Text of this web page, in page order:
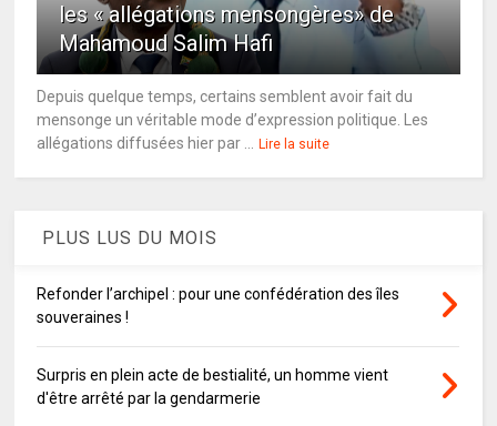
les « allégations mensongères» de
Mahamoud Salim Hafi
Depuis quelque temps, certains semblent avoir fait du
mensonge un véritable mode d’expression politique. Les
allégations diffusées hier par ...
Lire la suite
PLUS LUS DU MOIS
Refonder l’archipel : pour une confédération des îles
souveraines !
Surpris en plein acte de bestialité, un homme vient
d'être arrêté par la gendarmerie